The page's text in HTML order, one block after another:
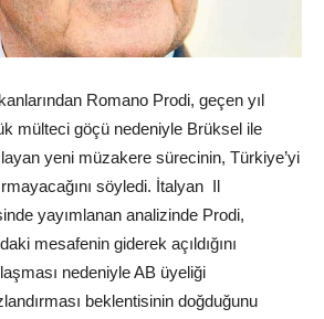
Romano Prodi, geçen yıl
mülteci göçü nedeniyle Brüksel ile
yeni müzakere sürecinin, Türkiye’yi
söyledi. İtalyan Il
yayımlanan analizinde Prodi,
mesafenin giderek açıldığını
nedeniyle AB üyeliği
beklentisinin doğduğunu